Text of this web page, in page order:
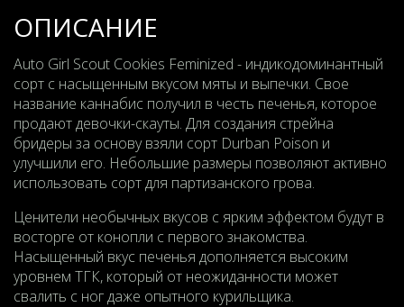
ОПИСАНИЕ
Auto Girl Scout Cookies Feminized - индикодоминантный
сорт с насыщенным вкусом мяты и выпечки. Свое
название каннабис получил в честь печенья, которое
продают девочки-скауты. Для создания стрейна
бридеры за основу взяли сорт Durban Poison и
улучшили его. Небольшие размеры позволяют активно
использовать сорт для партизанского грова.
Ценители необычных вкусов с ярким эффектом будут в
восторге от конопли с первого знакомства.
Насыщенный вкус печенья дополняется высоким
уровнем ТГК, который от неожиданности может
свалить с ног даже опытного курильщика.